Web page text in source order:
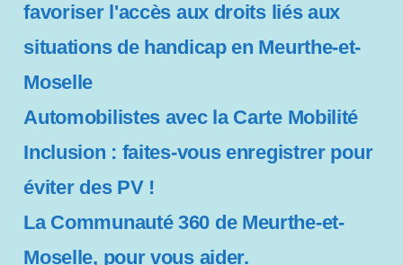
favoriser l'accès aux droits liés aux
situations de handicap en Meurthe-et-
Moselle
Automobilistes avec la Carte Mobilité
Inclusion : faites-vous enregistrer pour
éviter des PV !
La Communauté 360 de Meurthe-et-
Moselle, pour vous aider.